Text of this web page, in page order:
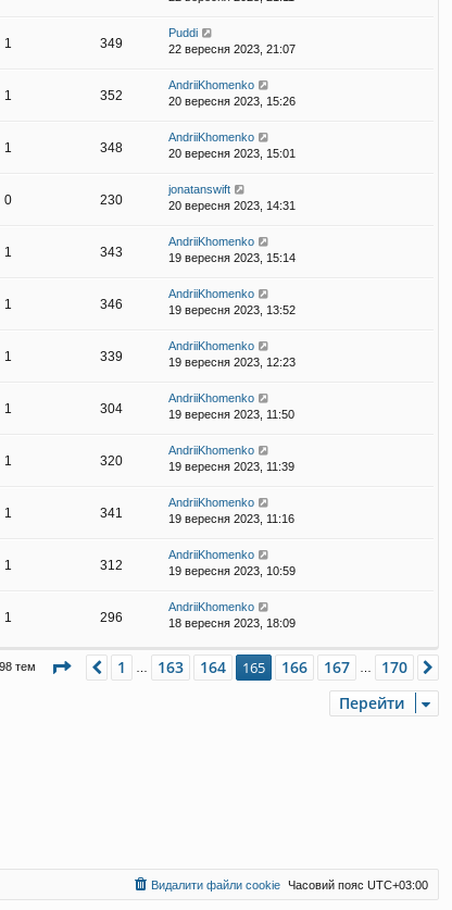
1 349
Puddi
22 вересня 2023, 21:07
1 352
AndriiKhomenko
20 вересня 2023, 15:26
1 348
AndriiKhomenko
20 вересня 2023, 15:01
0 230
jonatanswift
20 вересня 2023, 14:31
1 343
AndriiKhomenko
19 вересня 2023, 15:14
1 346
AndriiKhomenko
19 вересня 2023, 13:52
1 339
AndriiKhomenko
19 вересня 2023, 12:23
1 304
AndriiKhomenko
19 вересня 2023, 11:50
1 320
AndriiKhomenko
19 вересня 2023, 11:39
1 341
AndriiKhomenko
19 вересня 2023, 11:16
1 312
AndriiKhomenko
19 вересня 2023, 10:59
1 296
AndriiKhomenko
18 вересня 2023, 18:09
тем Сторінка165з 170
Поперед.
1 163 164 165 166 167 170
Перейти
Часовий пояс UTC+03:00
Видалити файли cookie